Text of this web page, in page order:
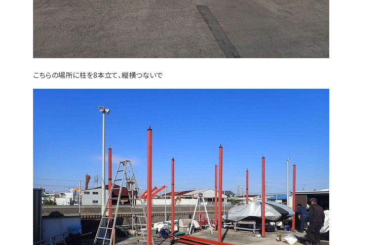
こちらの場所に柱を8本立て、縦横つないで